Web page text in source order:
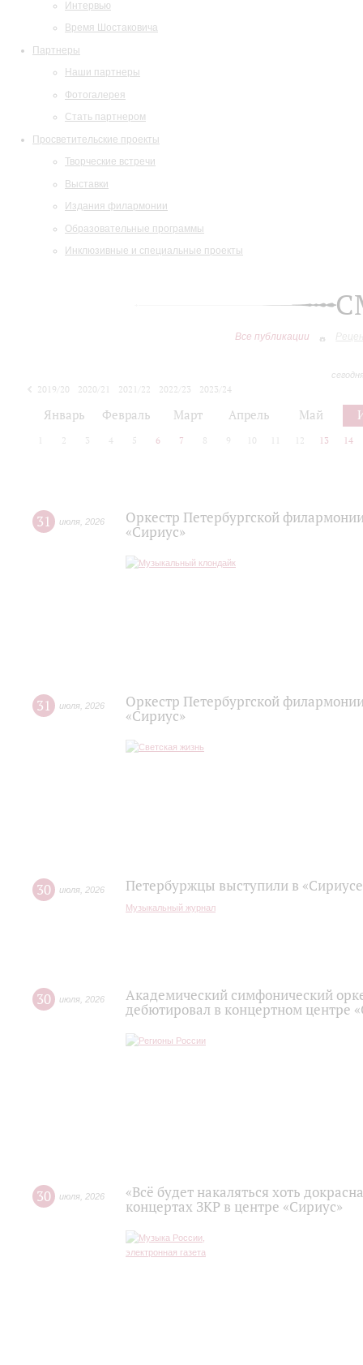
Интервью
Время Шостаковича
Партнеры
Наши партнеры
Фотогалерея
Стать партнером
Просветительские проекты
Творческие встречи
Выставки
Издания филармонии
Образовательные программы
Инклюзивные и специальные проекты
Все публикации
2019/20 2020/21 2021/22 2022/23
2023/24
Январь Февраль Март Апрель Май
2 3 4 5 6 7 8 9 10 12 13 14
31 июля 2026
Оркестр Петербургской
«Сириус»
31 июля 2026
Оркестр Петербургской
«Сириус»
30 июля 2026 Петербуржцы выступили в
Музыкальный журнал
30 июля 2026
Академический симфонический
дебютировал в концертном центре
30 июля 2026
«Всё будет накаляться хоть
концертах ЗКР в центре «Сириус»